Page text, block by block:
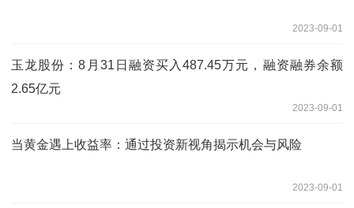
2023-09-01
玉龙股份：8月31日融资买入487.45万元，融资融券余额
2.65亿元
2023-09-01
当黄金遇上收益率：通过投资新视角揭示机会与风险
2023-09-01